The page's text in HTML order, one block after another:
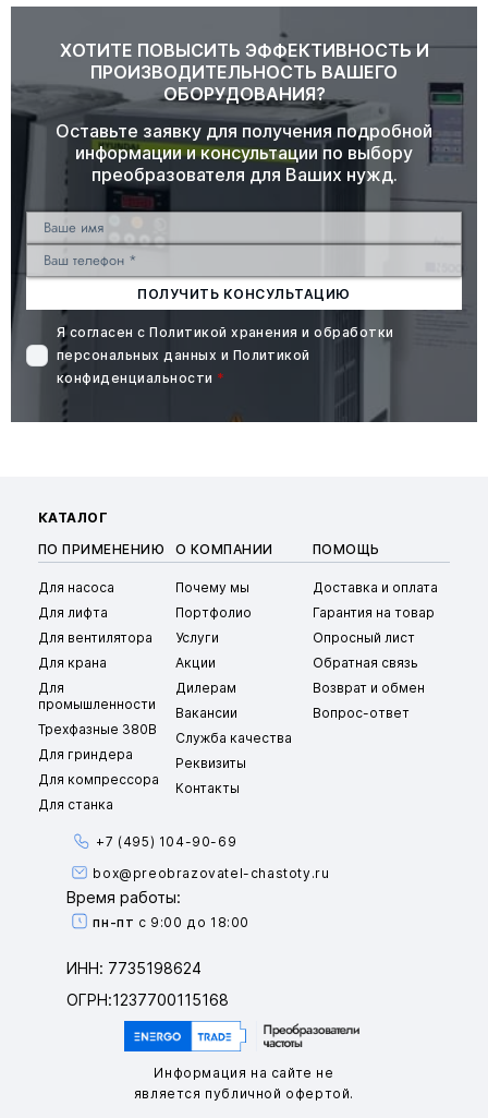
ХОТИТЕ ПОВЫСИТЬ ЭФФЕКТИВНОСТЬ И
ПРОИЗВОДИТЕЛЬНОСТЬ ВАШЕГО
ОБОРУДОВАНИЯ?
Оставьте заявку для получения подробной
информации и консультации по выбору
преобразователя для Ваших нужд.
ПОЛУЧИТЬ КОНСУЛЬТАЦИЮ
Я согласен сПолитикой хранения и обработки
персональных данных и Политикой
конфиденциальности *
КАТАЛОГ
ПО ПРИМЕНЕНИЮ
Для насоса
Для лифта
Для вентилятора
Для крана
Для
промышленности
Трехфазные 380В
Для гриндера
Для компрессора
Для станка
О КОМПАНИИ
Почему мы
Портфолио
Услуги
Акции
Дилерам
Вакансии
Служба качества
Реквизиты
Контакты
ПОМОЩЬ
Доставка и оплата
Гарантия на товар
Опросный лист
Обратная связь
Возврат и обмен
Вопрос-ответ
+7 (495) 104-90-69
box@preobrazovatel-chastoty.ru
Время работы:
пн-пт с 9:00 до 18:00
ИНН: 7735198624
ОГРН:1237700115168
Информация на сайте не
является публичной офертой.